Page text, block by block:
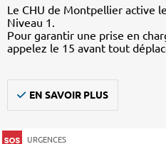
Le CHU de Montpellier active
Niveau 1.
Pour garantir une prise en
appelez le 15 avant tout
EN SAVOIR PLUS
URGENCES